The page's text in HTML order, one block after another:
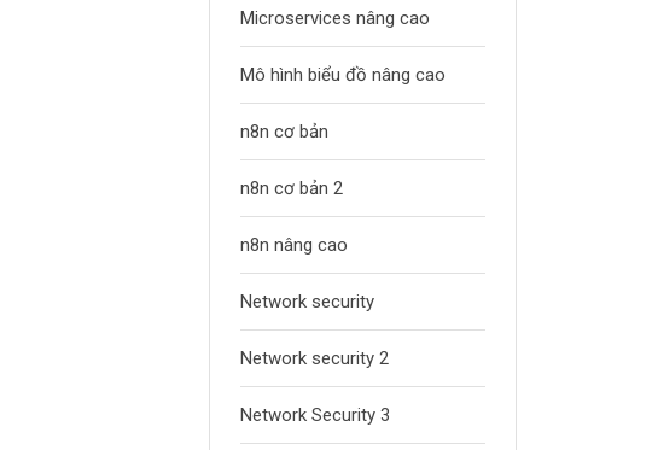
Microservices nâng cao
Mô hình biểu đồ nâng cao
n8n cơ bản
n8n cơ bản 2
n8n nâng cao
Network security
Network security 2
Network Security 3